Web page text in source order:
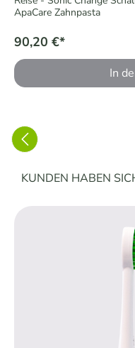
ApaCare Zahnpasta
90,20 €*
In
Produktgalerie
KUNDEN HABEN